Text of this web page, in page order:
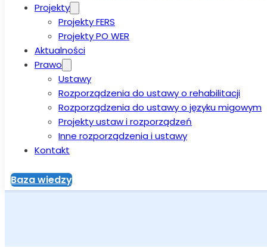
Projekty
Projekty FERS
Projekty PO WER
Aktualności
Prawo
Ustawy
Rozporządzenia do ustawy o rehabilitacji
Rozporządzenia do ustawy o języku migowym
Projekty ustaw i rozporządzeń
Inne rozporządzenia i ustawy
Kontakt
Baza wiedzy